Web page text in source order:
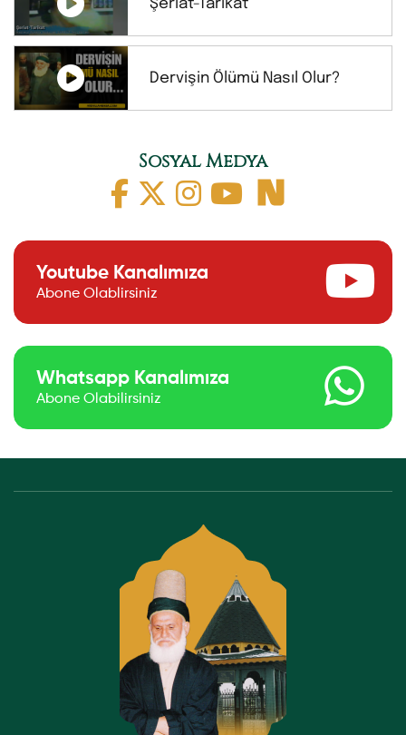
Şeriat-Tarikat
Dervişin Ölümü Nasıl Olur?
Sosyal Medya
Youtube Kanalımıza
Abone Olablirsiniz
Whatsapp Kanalımıza
Abone Olabilirsiniz